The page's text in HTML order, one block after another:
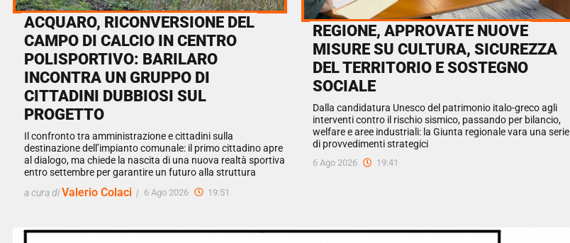
ACQUARO, RICONVERSIONE DEL
CAMPO DI CALCIO IN CENTRO
POLISPORTIVO: BARILARO
INCONTRA UN GRUPPO DI
CITTADINI DUBBIOSI SUL
PROGETTO
Il confronto tra amministrazione e cittadini sulla
destinazione dell’impianto comunale: il primo cittadino apre
al dialogo, ma chiede la nascita di una nuova realtà sportiva
entro settembre per garantire un futuro alla struttura
a cura diValerio Colaci | 6 Ago 2026 19:51
REGIONE, APPROVATE NUOVE
MISURE SU CULTURA, SICUREZZA
DEL TERRITORIO E SOSTEGNO
SOCIALE
Dalla candidatura Unesco del patrimonio italo-greco agli
interventi contro il rischio sismico, passando per bilancio,
welfare e aree industriali: la Giunta regionale vara una serie
di provvedimenti strategici
6 Ago 2026 19:41